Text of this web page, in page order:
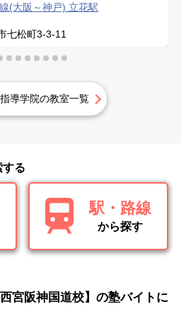
(大阪～神戸) 立花駅
七松町3-3-11
導学院の教室一覧
する
駅・路線
から探す
宮阪神国道校】の塾バイトに